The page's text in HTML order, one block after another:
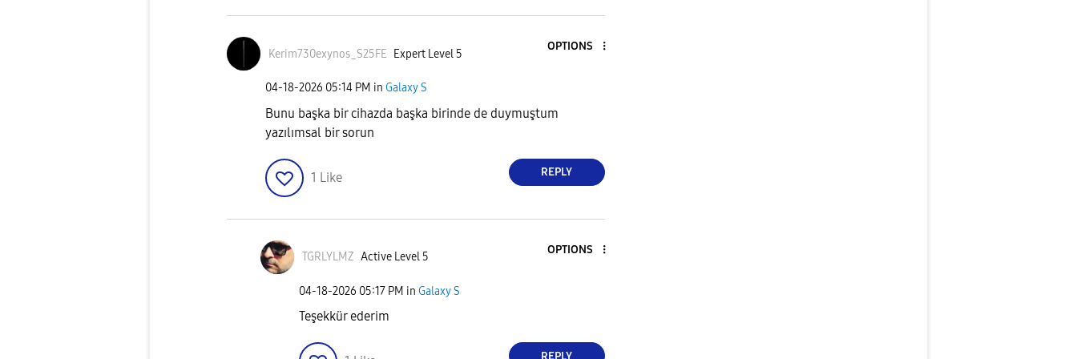
Kerim730exynos_ S25FE Expert Level 5
OPTIONS
‎04-18-2026 05:14 PM in Galaxy S
Bunu başka bir cihazda başka birinde de duymuştum
yazılımsal bir sorun
1 Like REPLY
TGRLYLMZ Active Level 5
OPTIONS
‎04-18-2026 05:17 PM in Galaxy S
Teşekkür ederim
REPLY